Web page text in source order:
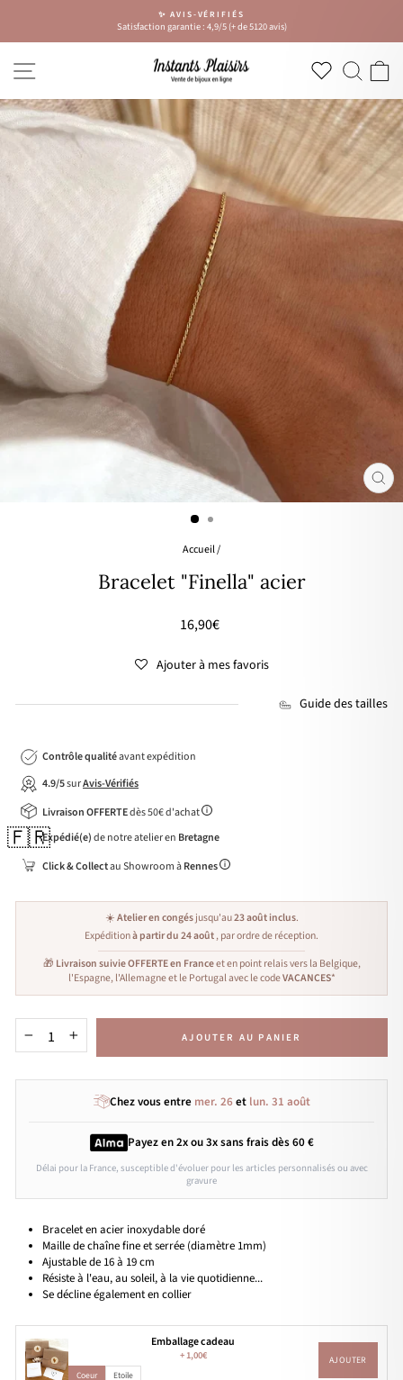
contenu
Diaporama
Pause
✨ AVIS-VÉRIFIÉS
Satisfaction garantie : 4,9/5 (+ de 5120 avis)
Accueil/
Bracelet "Finella" acier
Prix
16,90€
Ajouter à mes favoris
Guide des tailles
Contrôle qualitéavant expédition
4.9/5surAvis-Vérifiés
Livraison OFFERTEdès 50€ d'achat
🇫🇷Expédié(e)de notre atelier en Bretagne
Click & Collectau Showroom àRennes
☀️Atelier en congésjusqu'au23 août inclus.
Expéditionà partir du 24 août, par ordre de réception.
🎁 Livraison suivie OFFERTE en Franceet en point relais vers la Belgique,
l'Espagne, l'Allemagne et le Portugal avec le codeVACANCES*
+ AJOUTER AU PANIER
Chez vous entre mer. 26et lun. 31 août
Payez en 2x ou 3xsans fraisdès 60 €
Délai pour la France, susceptible d'évoluer pour les articles personnalisés ou avec
gravure
Bracelet en acier inoxydable doré
Maille de chaîne fine et serrée (diamètre 1mm)
Ajustable de 16 à 19 cm
Résiste à l'eau, au soleil, à la vie quotidienne...
Se décline également en collier
Emballage cadeau
+1,00€
Coeur Etoile
AJOUTER